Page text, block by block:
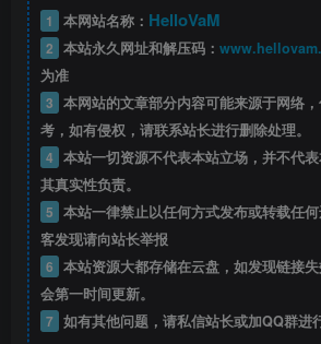
1 本网站名称： HelloVaM
2 本站永久网址和解压码：
为准
3 本网站的文章部分内容可能来源于网络
考，如有侵权，请联系站长进行删除处理。
4 本站一切资源不代表本站立场，并不代
其真实性负责。
5 本站一律禁止以任何方式发布或转载任
客发现请向站长举报
6 本站资源大都存储在云盘，如发现链接
会第一时间更新。
7 如有其他问题，请私信站长或加QQ群进